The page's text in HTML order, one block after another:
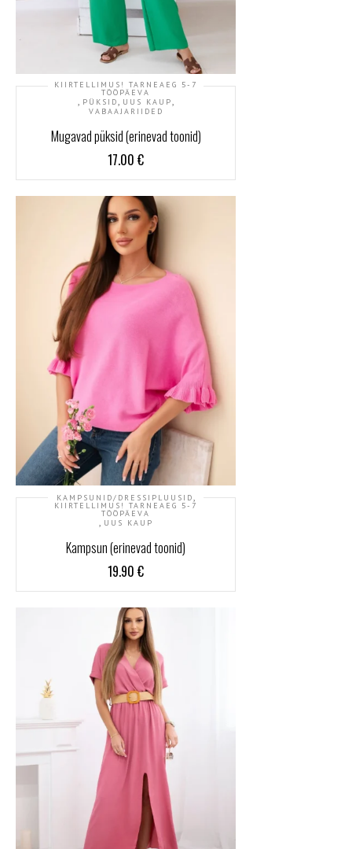
KIIRTELLIMUS! TARNEAEG 5-7
TÖÖPÄEVA
PÜKSID UUS KAUP
VABAAJARIIDED
Mugavad püksid (erinevad toonid)
17.00 €
KAMPSUNID/DRESSIPLUUSID,
KIIRTELLIMUS! TARNEAEG 5-7
TÖÖPÄEVA
, UUS KAUP
Kampsun (erinevad toonid)
19.90 €